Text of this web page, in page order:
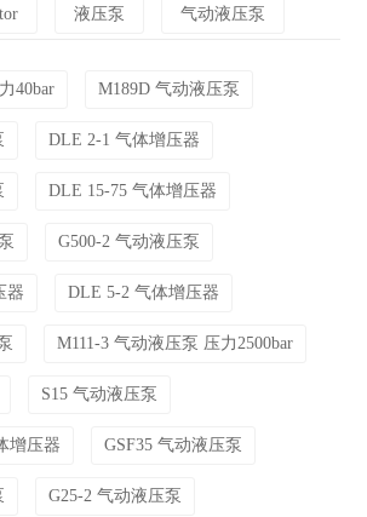
液压泵 气动液压泵
40bar M189D 气动液压泵
DLE 2-1 气体增压器
DLE 15-75 气体增压器
G500-2 气动液压泵
器 DLE 5-2 气体增压器
M111-3 气动液压泵 压力2500bar
S15 气动液压泵
增压器 GSF35 气动液压泵
G25-2 气动液压泵